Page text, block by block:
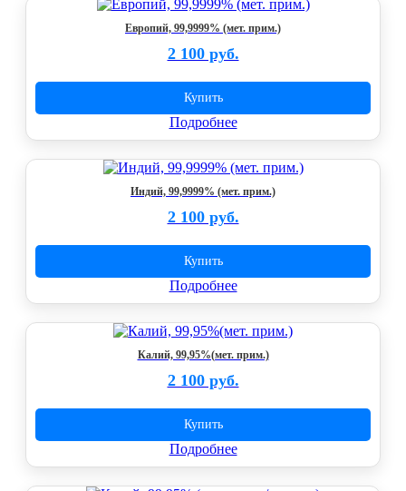
Европий, 99,9999% (мет. прим.)
2 100 руб.
Купить
Подробнее
Индий, 99,9999% (мет. прим.)
2 100 руб.
Купить
Подробнее
Калий, 99,95%(мет. прим.)
2 100 руб.
Купить
Подробнее